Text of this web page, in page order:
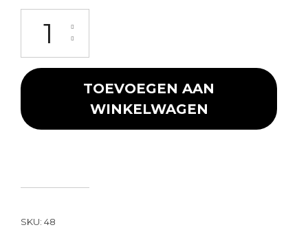
TOEVOEGEN AAN
WINKELWAGEN
SKU: 48